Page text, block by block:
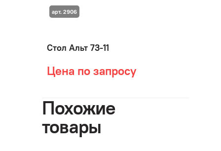
Стол Альт 73-11
Цена по запросу
арт. 2906
Похожие
товары